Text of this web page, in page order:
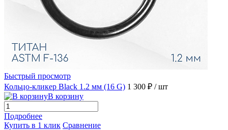
Быстрый просмотр
Кольцо-кликер Black 1.2 мм (16 G) 1 300 ₽ / шт
В корзину
Подробнее
Купить в 1 клик Сравнение